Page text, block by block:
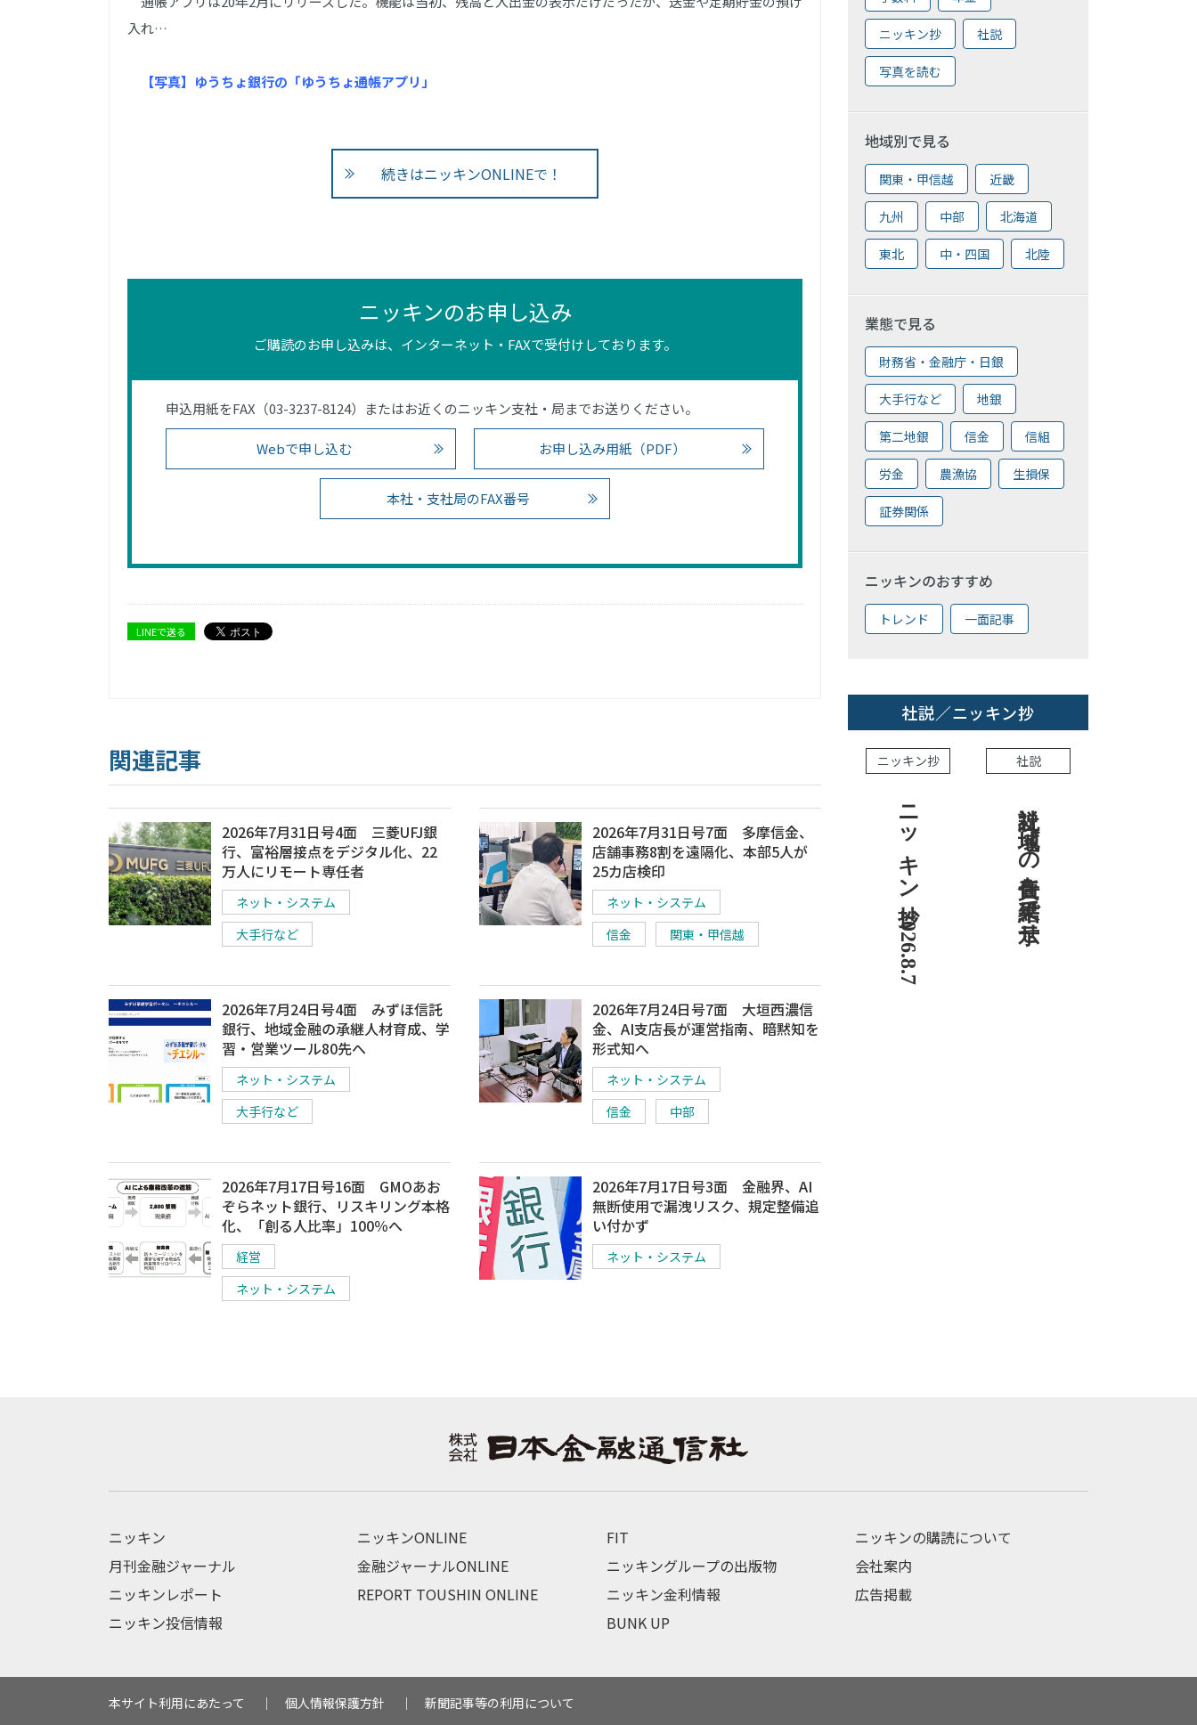
入れ…
【写真】ゆうちょ銀行の「ゆうちょ通帳アプリ」
続きはニッキンONLINEで！
ニッキンのお申し込み
ご購読のお申し込みは、インターネット・FAXで受付けしております。
申込用紙をFAX（03-3237-8124）またはお近くのニッキン支社・局までお送りください。
Webで申し込む お申し込み用紙（PDF）
本社・支社局のFAX番号
LINEで送る
関連記事
2026年7月31日号4面 三菱UFJ銀
行、富裕層接点をデジタル化、22
万人にリモート専任者
ネット・システム
大手行など
2026年7月31日号7面 多摩信金、
店舗事務8割を遠隔化、本部5人が
25カ店検印
ネット・システム
信金
関東・甲信越
2026年7月24日号4面 みずほ信託
銀行、地域金融の承継人材育成、学
習・営業ツール80先へ
ネット・システム
大手行など
2026年7月24日号7面 大垣西濃信
金、AI支店長が運営指南、暗黙知を
形式知へ
ネット・システム
信金
中部
2026年7月17日号16面 GMOあお
ぞらネット銀行、リスキリング本格
化、「創る人比率」100％へ
経営
ネット・システム
2026年7月17日号3面 金融界、AI
無断使用で漏洩リスク、規定整備追
い付かず
ネット・システム
ニッキン抄 社説
写真を読む
地域別で見る
関東・甲信越 近畿
九州 中部 北海道
東北 中・四国 北陸
業態で見る
財務省・金融庁・日銀
大手行など 地銀
第二地銀 信金 信組
労金 農漁協 生損保
証券関係
ニッキンのおすすめ
トレンド 一面記事
社説／ニッキン抄
ニッキン抄
ニッキン抄 2026.8.7
社説
社説 地域への責任を結果で示せ
ニッキン
月刊金融ジャーナル
ニッキンレポート
ニッキン投信情報
ニッキンONLINE
金融ジャーナルONLINE
REPORT TOUSHIN ONLINE
FIT
ニッキングループの出版物
ニッキン金利情報
BUNK UP
ニッキンの購読について
会社案内
広告掲載
本サイト利用にあたって 個人情報保護方針 新聞記事等の利用について